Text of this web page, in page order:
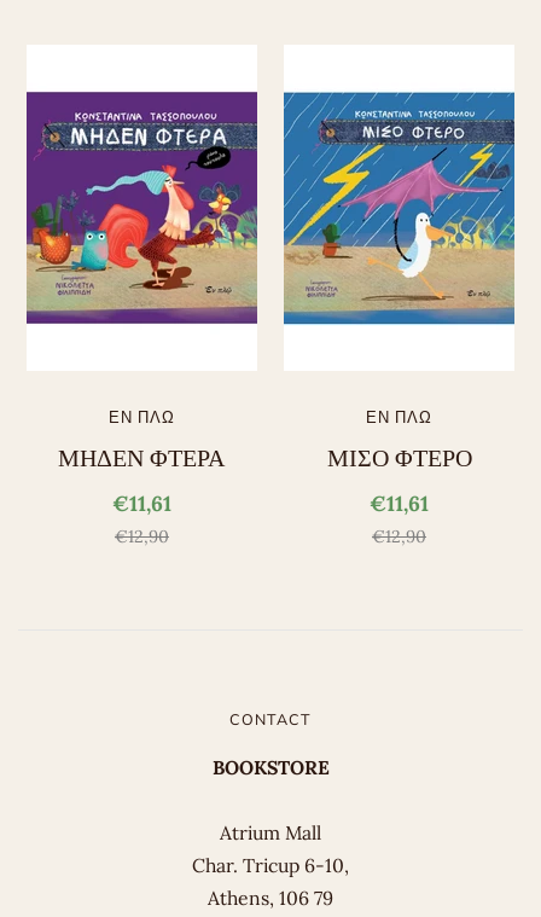
ΕΝ ΠΛΩ
ΜΗΔΕΝ ΦΤΕΡΑ
€11,61
€12,90
ΕΝ ΠΛΩ
ΜΙΣΟ ΦΤΕΡΟ
€11,61
€12,90
CONTACT
BOOKSTORE
Atrium Mall
Char. Tricup 6-10,
Athens, 106 79